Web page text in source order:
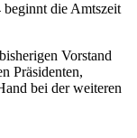
die Amtszeit
Vorstand
Präsidenten,
bei der weiteren